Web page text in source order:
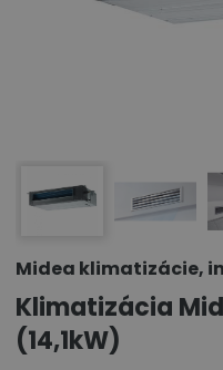
Midea klimatizácie,
Klimatizácia
(14,1kW)